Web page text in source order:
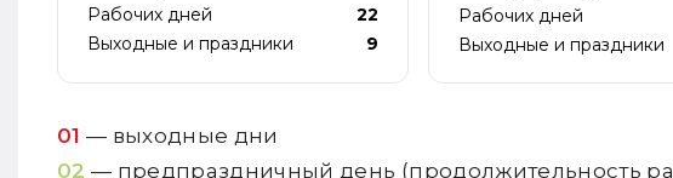
Рабочих дней
22
Выходные и праздники
9
Рабочих дней
Выходные и праздники
01 — выходные дни
02 — предпраздничный день (продолжительность